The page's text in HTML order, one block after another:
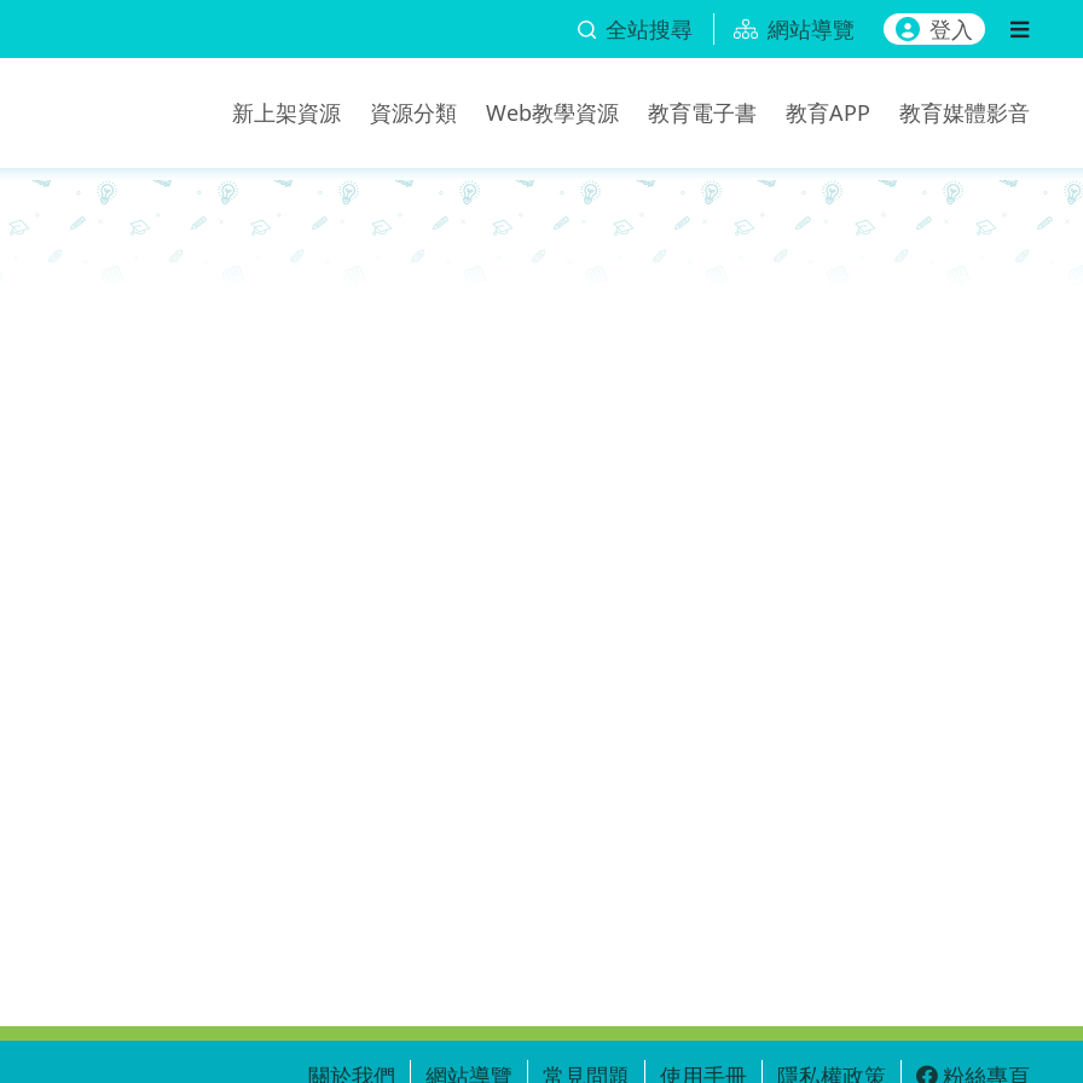
全站搜尋 網站導覽 登入
新上架資源 資源分類 Web教學資源 教育電子書 教育APP 教育媒體影音
關於我們 網站導覽 常見問題 使用手冊 隱私權政策 粉絲專頁